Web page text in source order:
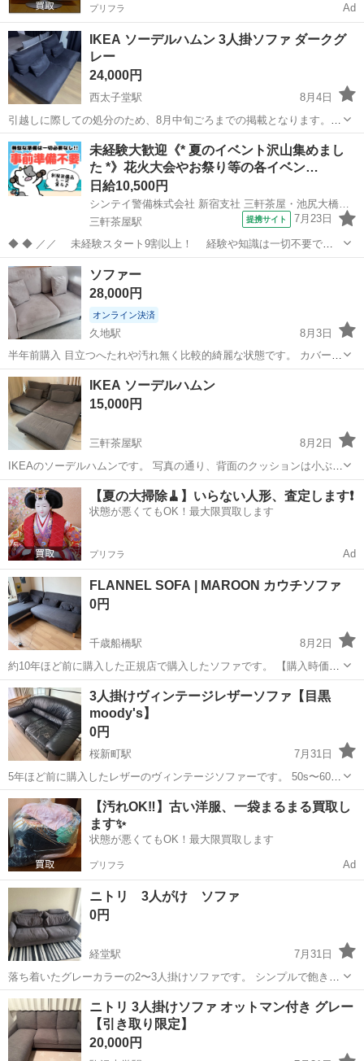
プリフラ Ad
IKEA ソーデルハムン 3人掛ソファ ダークグ
レー
24,000円
西太子堂駅
8月4日
引越しに際しての処分のため、8月中旬ごろまでの掲載となります。 -
ブランド: IKEA - モデル名: SÖDERHAMN ソーデルハムン - タイプ: 3
人掛けソファセクション - カラー: ダークグレー 使用頻度...
東京 世田谷区 西太子堂駅 ソファ
未経験大歓迎《* 夏のイベント沢山集めまし
た *》花火大会やお祭り等の各イベン…
日給10,500円
シンテイ警備株式会社 新宿支社 三軒茶屋・池尻大橋・二子玉川(18)エリア/A3203200140
三軒茶屋駅
提携サイト 7月23日
◆ ◆ ／／ 未経験スタート9割以上！ 経験や知識は一切不要で始
めやすい♪ シフトの強制もないですし 自分のペースで働くことも
できるので 続けやすい♪働きやすい♪ ＼＼ 『シフトが削られた…』
『思うように稼...
東京 世田谷区
ソファー
28,000円
オンライン決済
久地駅
8月3日
半年前購入 目立つへたれや汚れ無く比較的綺麗な状態です。 カバー洗
濯可。
東京 世田谷区
IKEA ソーデルハムン
15,000円
三軒茶屋駅
8月2日
IKEAのソーデルハムンです。 写真の通り、背面のクッションは小ぶり
のもの2つ大きいもの2つです。 数年利用していたとのことで、目立つ
汚れはありませんが、神経質な方はご遠慮ください。 色：ダークグレ
ー サイズ：横幅18...
東京 世田谷区 三軒茶屋駅 ソファ
【夏の大掃除🧹】いらない人形、査定します❗️
状態が悪くてもOK！最大限買取します
プリフラ Ad
FLANNEL SOFA | MAROON カウチソファ
0円
千歳船橋駅
8月2日
約10年ほど前に購入した正規店で購入したソファです。 【購入時価
格】20万円ぐらい 【サイズ】奥行き：80cm(2人掛け部分)と150cm(オ
ットマン部分)、幅：215cm、高さ：70cm （大体です） 【傷などの
状態】使用...
東京 世田谷区 千歳船橋駅 カウチソファ
3人掛けヴィンテージレザーソファ【目黒
moody's】
0円
桜新町駅
7月31日
5年ほど前に購入したレザーのヴィンテージソファーです。 50s〜60s
のヴィンテージ製品を多く扱う、 目黒のmoody'sで購入。 たしか
40,000-50,000円ほどだったかと思います。 3人掛けながら幅はコンパ
クトで ...
東京 世田谷区 桜新町駅 ソファ
【汚れOK‼️】古い洋服、一袋まるまる買取し
ます✨
状態が悪くてもOK！最大限買取します
プリフラ Ad
ニトリ 3人がけ ソファ
0円
経堂駅
7月31日
落ち着いたグレーカラーの2〜3人掛けソファです。 シンプルで飽きの
こないデザインです。 ニトリ 幅：約188cm 奥行き：約86cm 高さ：約
73cm 【情報】 カラー：グレー 購入時期：5〜6年前 【状態】 使用感
は...
東京 世田谷区 経堂駅
ニトリ 3人掛けソファ オットマン付き グレー
【引き取り限定】
20,000円